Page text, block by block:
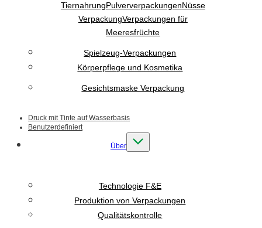
TiernahrungPulververpackungenNüsse
VerpackungVerpackungen für
Meeresfrüchte
Spielzeug-Verpackungen
Körperpflege und Kosmetika
Gesichtsmaske Verpackung
Druck mit Tinte auf Wasserbasis
Benutzerdefiniert
Über
Technologie F&E
Produktion von Verpackungen
Qualitätskontrolle